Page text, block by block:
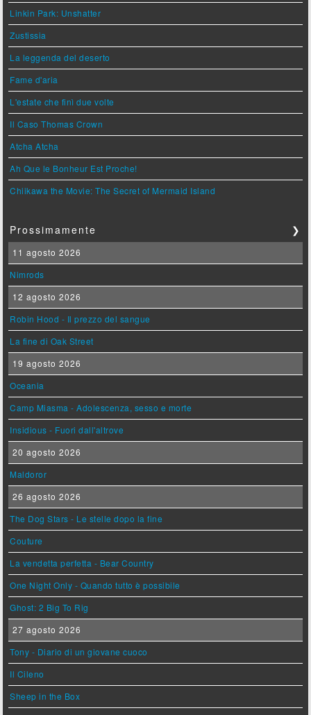
Linkin Park: Unshatter
Zustissia
La leggenda del deserto
Fame d'aria
L'estate che finì due volte
Il Caso Thomas Crown
Atcha Atcha
Ah Que le Bonheur Est Proche!
Chiikawa the Movie: The Secret of Mermaid Island
Prossimamente ❯
11 agosto 2026
Nimrods
12 agosto 2026
Robin Hood - Il prezzo del sangue
La fine di Oak Street
19 agosto 2026
Oceania
Camp Miasma - Adolescenza, sesso e morte
Insidious - Fuori dall'altrove
20 agosto 2026
Maldoror
26 agosto 2026
The Dog Stars - Le stelle dopo la fine
Couture
La vendetta perfetta - Bear Country
One Night Only - Quando tutto è possibile
Ghost: 2 Big To Rig
27 agosto 2026
Tony - Diario di un giovane cuoco
Il Cileno
Sheep in the Box